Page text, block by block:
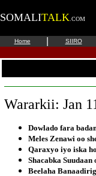
SOMALITALK .COM
Home SIIRO
Wararkii: Jan
Dowlado fara
Meles Zenawi oo
Qaraxyo iyo iska
Shacabka
Beelaha